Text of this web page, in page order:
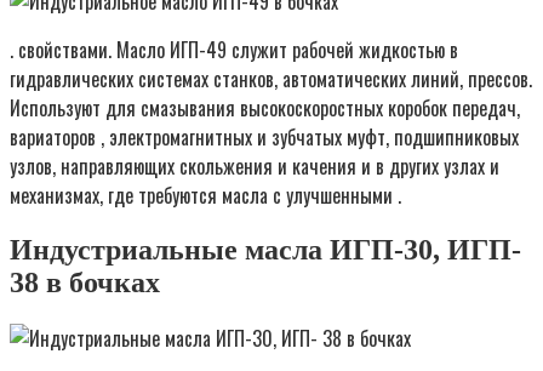
. свойствами. Масло ИГП-49 служит рабочей жидкостью в
гидравлических системах станков, автоматических линий, прессов.
Используют для смазывания высокоскоростных коробок передач,
вариаторов , электромагнитных и зубчатых муфт, подшипниковых
узлов, направляющих скольжения и качения и в других узлах и
механизмах, где требуются масла с улучшенными .
Индустриальные масла ИГП-30, ИГП-
38 в бочках